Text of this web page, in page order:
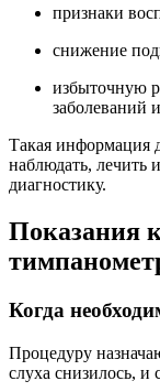
признаки
снижение
избыточную
заболеваний
Такая информация
наблюдать, лечить
диагностику.
Показания
Когда
Процедуру
слуха снизилось, и